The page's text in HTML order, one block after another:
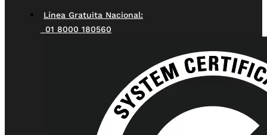
Línea Gratuita Nacional:
01 8000 180560